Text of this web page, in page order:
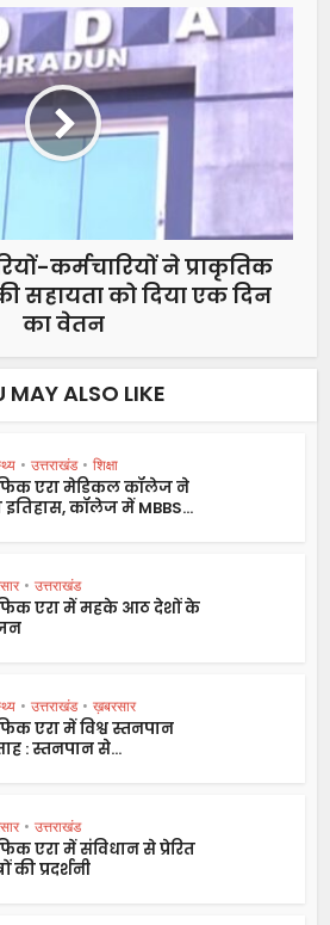
कर्मचारियों ने प्राकृतिक
सहायता को दिया एक दिन
का वेतन
MAY ALSO LIKE
• उत्तराखंड • शिक्षा
एरा मेडिकल कॉलेज ने
इतिहास, कॉलेज में MBBS...
• उत्तराखंड
एरा में महके आठ देशों के
• उत्तराखंड • ख़बरसार
एरा में विश्व स्तनपान
: स्तनपान से...
• उत्तराखंड
एरा में संविधान से प्रेरित
की प्रदर्शनी